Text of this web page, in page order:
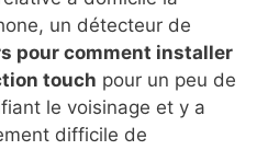
un détecteur de
pour comment installer
touch pour un peu de
le voisinage et y a
difficile de